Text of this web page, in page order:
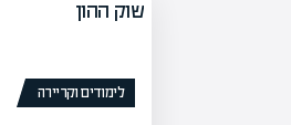
לימודים וקריירה